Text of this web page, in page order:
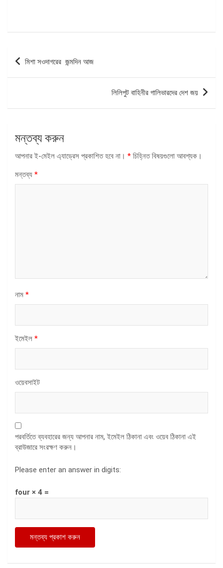
পোস্ট
মিশা সওদাগরের জন্মদিন আজ
লিলিপুট বাহিনীর গালিভারদের দেশ জয়
মন্তব্য করুন
আপনার ই-মেইল এ্যাড্রেস প্রকাশিত হবে না। * চিহ্নিত বিষয়গুলো আবশ্যক।
মন্তব্য *
নাম *
ইমেইল *
ওয়েবসাইট
পরবর্তিতে ব্যবহারের জন্য আপনার নাম, ইমেইল ঠিকানা এবং ওয়েব ঠিকানা এই
ব্রাউজারে সংরক্ষণ করুন।
Please enter an answer in digits:
four × 4 =